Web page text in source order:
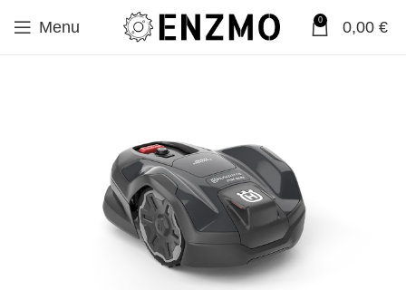
Menu 0 0,00 €